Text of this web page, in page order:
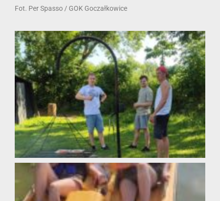
Fot. Per Spasso / GOK Goczałkowice